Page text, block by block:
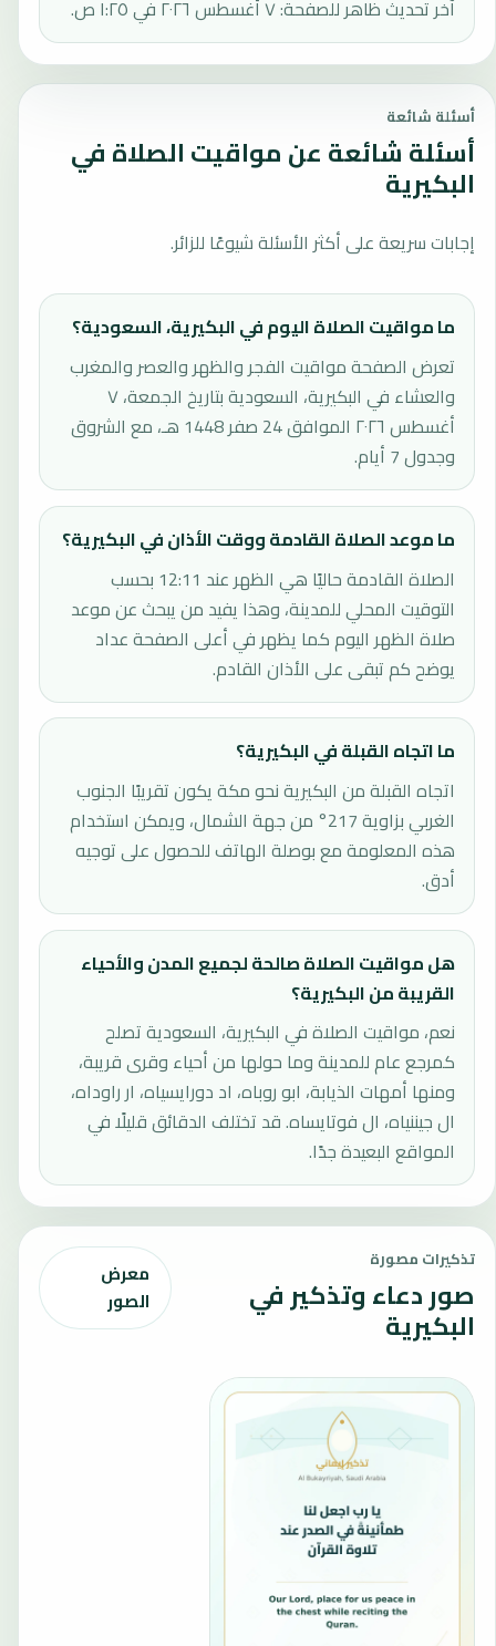
آخر تحديث ظاهر للصفحة: ٧ أغسطس ٢٠٢٦ في ١:٢٥ ص.
أسئلة شائعة
أسئلة شائعة عن مواقيت الصلاة في
البكيرية
إجابات سريعة على أكثر الأسئلة شيوعًا للزائر.
ما مواقيت الصلاة اليوم في البكيرية، السعودية؟
تعرض الصفحة مواقيت الفجر والظهر والعصر والمغرب
والعشاء في البكيرية، السعودية بتاريخ الجمعة، ٧
أغسطس ٢٠٢٦ الموافق 24 صفر 1448 هـ، مع الشروق
وجدول 7 أيام.
ما موعد الصلاة القادمة ووقت الأذان في البكيرية؟
الصلاة القادمة حاليًا هي الظهر عند 12:11 بحسب
التوقيت المحلي للمدينة، وهذا يفيد من يبحث عن موعد
صلاة الظهر اليوم كما يظهر في أعلى الصفحة عداد
يوضح كم تبقى على الأذان القادم.
ما اتجاه القبلة في البكيرية؟
اتجاه القبلة من البكيرية نحو مكة يكون تقريبًا الجنوب
الغربي بزاوية 217° من جهة الشمال، ويمكن استخدام
هذه المعلومة مع بوصلة الهاتف للحصول على توجيه
أدق.
هل مواقيت الصلاة صالحة لجميع المدن والأحياء
القريبة من البكيرية؟
نعم، مواقيت الصلاة في البكيرية، السعودية تصلح
كمرجع عام للمدينة وما حولها من أحياء وقرى قريبة،
ومنها أمهات الذيابة، ابو روباه، اد دورايسياه، ار راوداه،
ال جيننياه، ال فوتايساه. قد تختلف الدقائق قليلًا في
المواقع البعيدة جدًا.
تذكيرات مصورة
صور دعاء وتذكير في
البكيرية
معرض
الصور